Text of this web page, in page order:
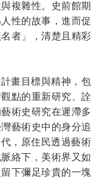
複雜性。史前館期
性的故事，進而促
者」，清楚且精彩
畫目標與精神，包
點的重新研究、詮
術史研究在遲滯多
藝術史中的身分追
，原住民透過藝術
絡下，美術界又如
下彌足珍貴的一塊